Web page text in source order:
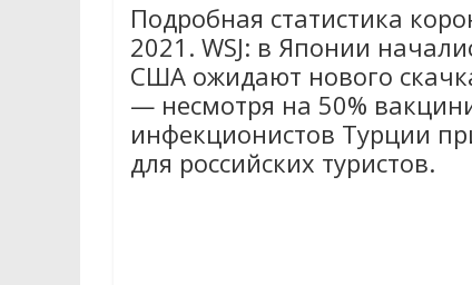
Подробная статистика
2021. WSJ: в Японии
США ожидают нового
— несмотря на 50%
инфекционистов Турции
для российских туристов.